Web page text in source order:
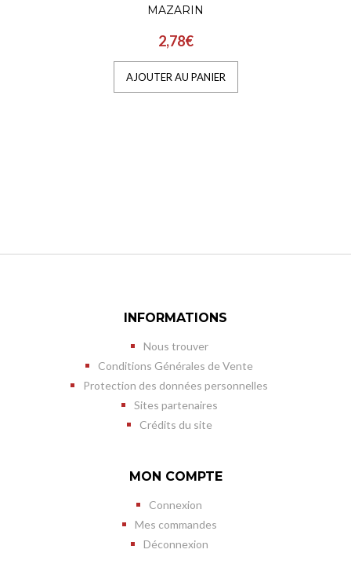
MAZARIN
2,78€
AJOUTER AU PANIER
INFORMATIONS
Nous trouver
Conditions Générales de Vente
Protection des données personnelles
Sites partenaires
Crédits du site
MON COMPTE
Connexion
Mes commandes
Déconnexion